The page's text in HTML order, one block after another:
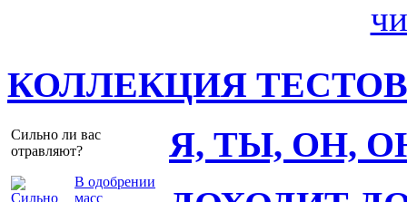
КОЛЛЕКЦИЯ ТЕСТОВ
Сильно ли вас
отравляют?
В одобрении
масс
Я, ТЫ, ОН,